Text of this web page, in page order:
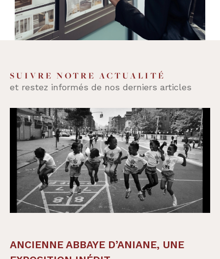
immobilier avec précision et fiabilité.
SUIVRE NOTRE ACTUALITÉ
et restez informés de nos derniers articles
ANCIENNE ABBAYE D’ANIANE, UNE